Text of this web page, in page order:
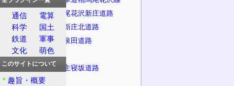
一般国道13号尾花沢新庄道路
一般国道13号新庄北道路
一般国道13号泉田道路
計画路線
一般国道13号主寝坂道路
計画路線
通信
電算
科学
国土
鉄道
軍事
文化
萌色
このサイトについて
趣旨・概要